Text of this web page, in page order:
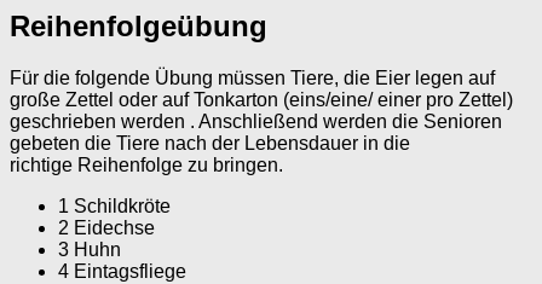
Reihenfolgeübung
Für die folgende Übung müssen Tiere, die Eier legen auf
große Zettel oder auf Tonkarton (eins/eine/ einer pro Zettel)
geschrieben werden . Anschließend werden die Senioren
gebeten die Tiere nach der Lebensdauer in die
richtige Reihenfolge zu bringen.
1 Schildkröte
2 Eidechse
3 Huhn
4 Eintagsfliege